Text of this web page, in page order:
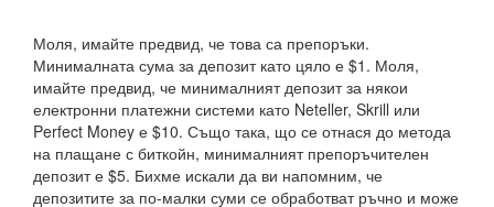
Моля, имайте предвид, че това са препоръки.
Минималната сума за депозит като цяло е $1. Моля,
имайте предвид, че минималният депозит за някои
електронни платежни системи като Neteller, Skrill или
Perfect Money е $10. Също така, що се отнася до метода
на плащане с биткойн, минималният препоръчителен
депозит е $5. Бихме искали да ви напомним, че
депозитите за по-малки суми се обработват ръчно и може